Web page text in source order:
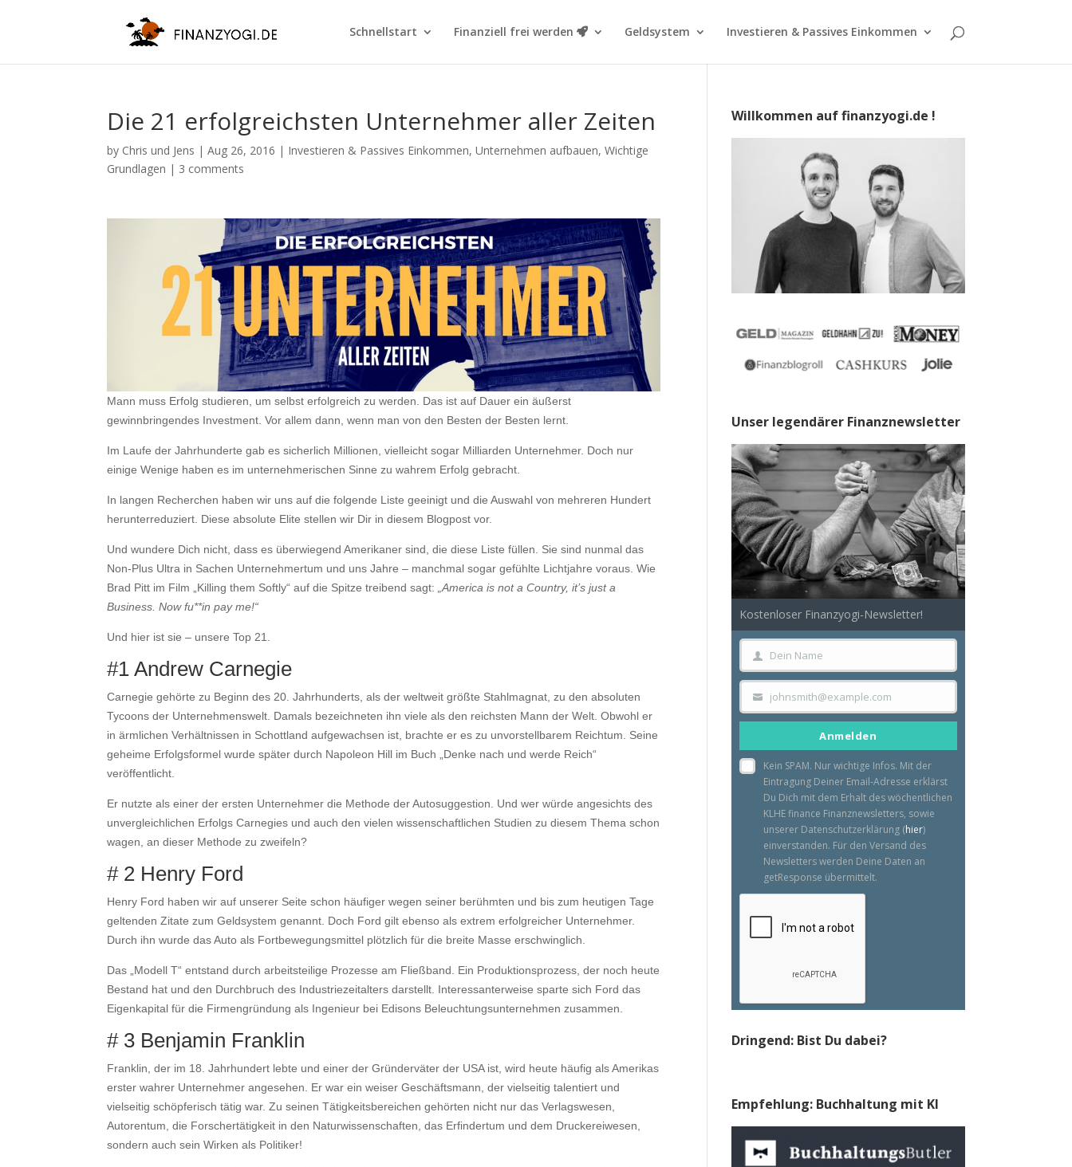
Schnellstart Finanziell frei werden Geldsystem Investieren & Passives Einkommen
Die 21 erfolgreichsten Unternehmer aller Zeiten
by Chris und Jens |Aug 26, 2016 | Investieren & Passives Einkommen,Unternehmen aufbauen,Wichtige
Grundlagen | 3 comments
Mann muss Erfolg studieren, um selbst erfolgreich zu werden. Das ist auf Dauer ein äußerst
gewinnbringendes Investment. Vor allem dann, wenn man von den Besten der Besten lernt.
Im Laufe der Jahrhunderte gab es sicherlich Millionen, vielleicht sogar Milliarden Unternehmer. Doch nur
einige Wenige haben es im unternehmerischen Sinne zu wahrem Erfolg gebracht.
In langen Recherchen haben wir uns auf die folgende Liste geeinigt und die Auswahl von mehreren Hundert
herunterreduziert. Diese absolute Elite stellen wir Dir in diesem Blogpost vor.
Und wundere Dich nicht, dass es überwiegend Amerikaner sind, die diese Liste füllen. Sie sind nunmal das
Non-Plus Ultra in Sachen Unternehmertum und uns Jahre – manchmal sogar gefühlte Lichtjahre voraus. Wie
Brad Pitt im Film „Killing them Softly“ auf die Spitze treibend sagt:
„America is not a Country, it’s just a
Business. Now fu**in pay me!“
Und hier ist sie – unsere Top 21.
#1 Andrew Carnegie
Carnegie gehörte zu Beginn des 20. Jahrhunderts, als der weltweit größte Stahlmagnat, zu den absoluten
Tycoons der Unternehmenswelt. Damals bezeichneten ihn viele als den reichsten Mann der Welt. Obwohl er
in ärmlichen Verhältnissen in Schottland aufgewachsen ist, brachte er es zu unvorstellbarem Reichtum. Seine
geheime Erfolgsformel wurde später durch Napoleon Hill im Buch „Denke nach und werde Reich“
veröffentlicht.
Er nutzte als einer der ersten Unternehmer die Methode der Autosuggestion. Und wer würde angesichts des
unvergleichlichen Erfolgs Carnegies und auch den vielen wissenschaftlichen Studien zu diesem Thema schon
wagen, an dieser Methode zu zweifeln?
# 2 Henry Ford
Henry Ford haben wir auf unserer Seite schon häufiger wegen seiner berühmten und bis zum heutigen Tage
geltenden Zitate zum Geldsystem genannt. Doch Ford gilt ebenso als extrem erfolgreicher Unternehmer.
Durch ihn wurde das Auto als Fortbewegungsmittel plötzlich für die breite Masse erschwinglich.
Das „Modell T“ entstand durch arbeitsteilige Prozesse am Fließband. Ein Produktionsprozess, der noch heute
Bestand hat und den Durchbruch des Industriezeitalters darstellt. Interessanterweise sparte sich Ford das
Eigenkapital für die Firmengründung als Ingenieur bei Edisons Beleuchtungsunternehmen zusammen.
# 3 Benjamin Franklin
Franklin, der im 18. Jahrhundert lebte und einer der Gründerväter der USA ist, wird heute häufig als Amerikas
erster wahrer Unternehmer angesehen. Er war ein weiser Geschäftsmann, der vielseitig talentiert und
vielseitig schöpferisch tätig war. Zu seinen Tätigkeitsbereichen gehörten nicht nur das Verlagswesen,
Autorentum, die Forschertätigkeit in den Naturwissenschaften, das Erfindertum und dem Druckereiwesen,
sondern auch sein Wirken als Politiker!
Willkommen auf finanzyogi.de !
Unser legendärer Finanznewsletter
Kostenloser Finanzyogi-Newsletter!
Dein
Name
Dein Name
Your
email
johnsmith@example.com
Anmelden
Kein SPAM. Nur wichtige Infos. Mit der
Eintragung Deiner Email-Adresse erklärst
Du Dich mit dem Erhalt des wöchentlichen
KLHE finance Finanznewsletters, sowie
unserer Datenschutzerklärung (hier)
einverstanden. Für den Versand des
Newsletters werden Deine Daten an
getResponse übermittelt.
Dringend: Bist Du dabei?
Empfehlung: Buchhaltung mit KI